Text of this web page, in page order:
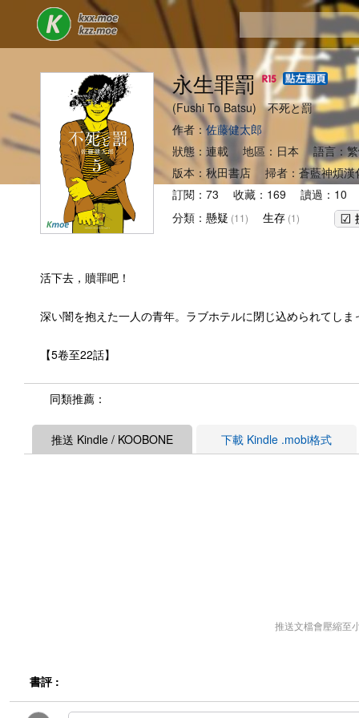
永生罪罰
(Fushi To Batsu) 不死と罰
作者：佐藤健太郎
狀態：連載 地區：日本 語言：
版本：秋田書店 掃者：蒼藍神煩
訂閱：73 收藏：169 讀過：10
分類： 懸疑 (11) 生存 (1)
活下去，贖罪吧！
深い闇を抱えた一人の青年。ラブホテルに閉じ込められてし
【5卷至22話】
同類推薦：
推送 Kindle / KOOBONE 下載 Kindle .mobi格式
推送文檔會壓縮至
書評 :